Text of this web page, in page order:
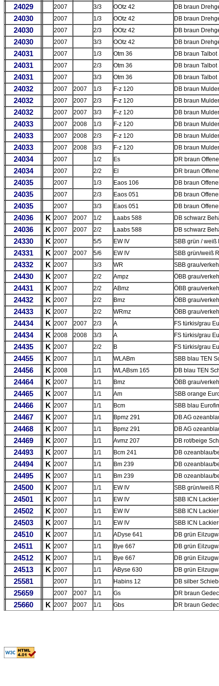
24029 2007 3/3 OOtz 42 DB braun
24030 2007 1/3 OOtz 42 DB braun
24030 2007 2/3 OOtz 42 DB braun
24030 2007 3/3 OOtz 42 DB braun
24031 2007 1/3 Otm 36 DB braun
24031 2007 2/3 Otm 36 DB braun
24031 2007 3/3 Otm 36 DB braun
24032 2007 2007 1/3 F-z 120 DB braun
24032 2007 2007 2/3 F-z 120 DB braun
24032 2007 2007 3/3 F-z 120 DB braun
24033 2007 2008 1/3 F-z 120 DB braun
24033 2007 2008 2/3 F-z 120 DB braun
24033 2007 2008 3/3 F-z 120 DB braun
24034 2007 1/2 Es DR braun
24034 2007 2/2 El DR braun
24035 2007 1/3 Eaos 106 DB braun
24035 2007 2/3 Eaos 051 DB braun
24035 2007 3/3 Eaos 051 DB braun
24036 K 2007 2007 1/2 Laabs 588 DB schwarz
24036 K 2007 2007 2/2 Laabs 588 DB schwarz
24330 K 2007 5/5 EW IV SBB grün / weiß
24331 K 2007 2007 5/6 EW IV SBB grün/weiß
24332 K 2007 3/3 WR SBB grau/
24430 K 2007 2/2 Ampz ÖBB grau/
24431 K 2007 2/2 ABmz ÖBB grau/
24432 K 2007 2/2 Bmz ÖBB grau/
24433 K 2007 2/2 WRmz ÖBB grau/
24434 K 2007 2007 2/3 A FS türkis/grau
24434 K 2008 2008 3/3 A FS türkis/grau
24435 K 2007 2/2 B FS türkis/grau
24455 K 2007 1/1 WLABm SBB blau TEN
24456 K 2008 1/1 WLABsm 165 DB blau TEN
24464 K 2007 1/1 Bmz ÖBB grau/
24465 K 2007 1/1 Am SBB orange
24466 K 2007 1/1 Bcm SBB blau
24467 K 2007 1/1 Bpmz 291 DB AG
24468 K 2007 1/1 Bpmz 291 DB AG
24469 K 2007 1/1 Avmz 207 DB rot/beige
24493 K 2007 1/1 Bcm 241 DB ozeanblau/
24494 K 2007 1/1 Bm 239 DB ozeanblau/
24495 K 2007 1/1 Bm 239 DB ozeanblau/
24500 K 2007 1/1 EW IV SBB grün/weiß
24501 K 2007 1/1 EW IV SBB ICN
24502 K 2007 1/1 EW IV SBB ICN
24503 K 2007 1/1 EW IV SBB ICN
24510 K 2007 1/1 ADyse 641 DB grün
24511 K 2007 1/1 Bye 667 DB grün
24512 K 2007 1/1 Bye 667 DB grün
24513 K 2007 1/1 AByse 630 DB grün
25581 2007 1/1 Habins 12 DB silber
25659 2007 2007 1/1 Gs DR braun
25660 K 2007 2007 1/1 Gbs DR braun